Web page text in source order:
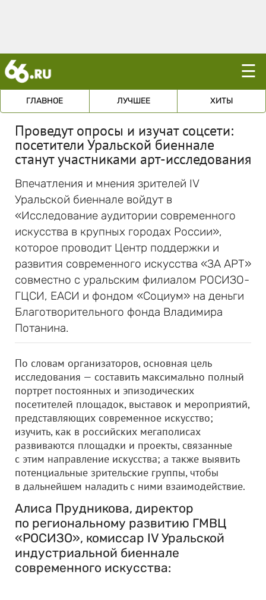
☰
ГЛАВНОЕ ЛУЧШЕЕ ХИТЫ
Проведут опросы и изучат соцсети:
посетители Уральской биеннале
станут участниками арт-исследования
Впечатления и мнения зрителей IV
Уральской биеннале войдут в
«Исследование аудитории современного
искусства в крупных городах России»,
которое проводит Центр поддержки и
развития современного искусства «ЗА АРТ»
совместно с уральским филиалом РОСИЗО-
ГЦСИ, ЕАСИ и фондом «Социум» на деньги
Благотворительного фонда Владимира
Потанина.
По словам организаторов, основная цель
исследования — составить максимально полный
портрет постоянных и эпизодических
посетителей площадок, выставок и мероприятий,
представляющих современное искусство;
изучить, как в российских мегаполисах
развиваются площадки и проекты, связанные
с этим направление искусства; а также выявить
потенциальные зрительские группы, чтобы
в дальнейшем наладить с ними взаимодействие.
Алиса Прудникова, директор
по региональному развитию ГМВЦ
«РОСИЗО», комиссар IV Уральской
индустриальной биеннале
современного искусства: